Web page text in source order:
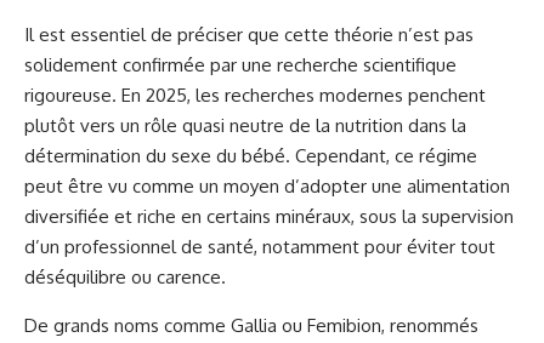
Il est essentiel de préciser que cette théorie n’est pas
solidement confirmée par une recherche scientifique
rigoureuse. En 2025, les recherches modernes penchent
plutôt vers un rôle quasi neutre de la nutrition dans la
détermination du sexe du bébé. Cependant, ce régime
peut être vu comme un moyen d’adopter une alimentation
diversifiée et riche en certains minéraux, sous la supervision
d’un professionnel de santé, notamment pour éviter tout
déséquilibre ou carence.
De grands noms comme Gallia ou Femibion, renommés